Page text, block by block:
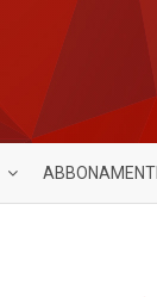
ABBONAMENTI